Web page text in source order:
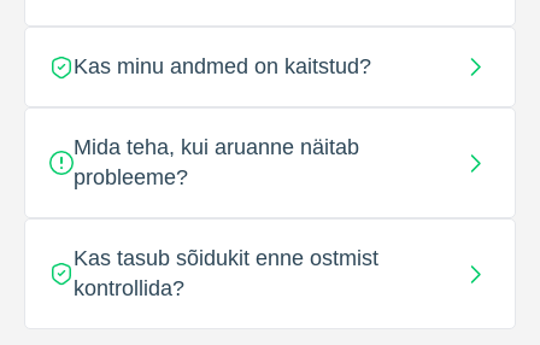
Kas minu andmed on kaitstud?
Mida teha, kui aruanne näitab
probleeme?
Kas tasub sõidukit enne ostmist
kontrollida?